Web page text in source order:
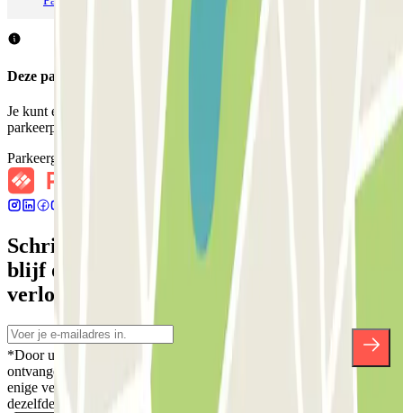
Deze parkeergarage accepteert geen reserveringen via Parclick.
Je kunt echter reserveren bij een van de nabijgelegen
parkeerplaatsen die we voorstellen.
Parkeergarages bij mij in de buurt
Schrijf je in voor onze nieuwsbrief en
blijf op de hoogte van kortingen,
verlotingen en vele andere verrassingen.
*Door u in te schrijven aanvaardt u ons Privacybeleid voor het
ontvangen van commerciële communicatie van Parclick. Zonder
enige verplichting kunt u zich uitschrijven wanneer u maar wilt in
dezelfde nieuwsbrief.